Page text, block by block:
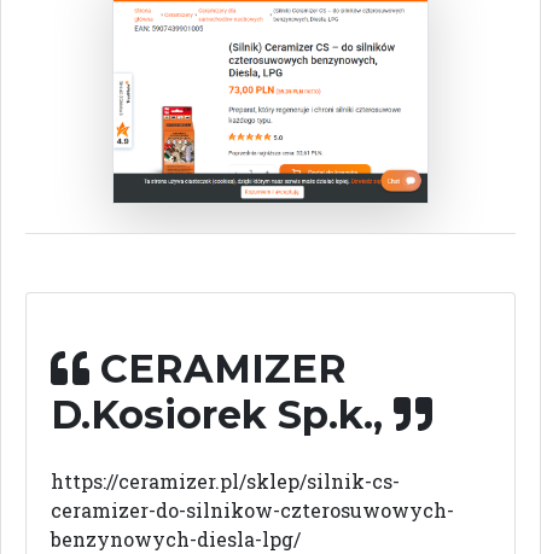
CERAMIZER
D.Kosiorek Sp.k.,
https://ceramizer.pl/sklep/silnik-cs-
ceramizer-do-silnikow-czterosuwowych-
benzynowych-diesla-lpg/